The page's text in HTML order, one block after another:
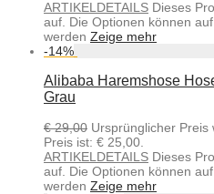
ARTIKELDETAILS Dieses
auf. Die Optionen können
werden Zeige mehr
-14%
Alibaba Haremshose
Grau
€29,00 Ursprünglicher Preis
Preis ist: € 25,00.
ARTIKELDETAILS Dieses
auf. Die Optionen können
werden Zeige mehr